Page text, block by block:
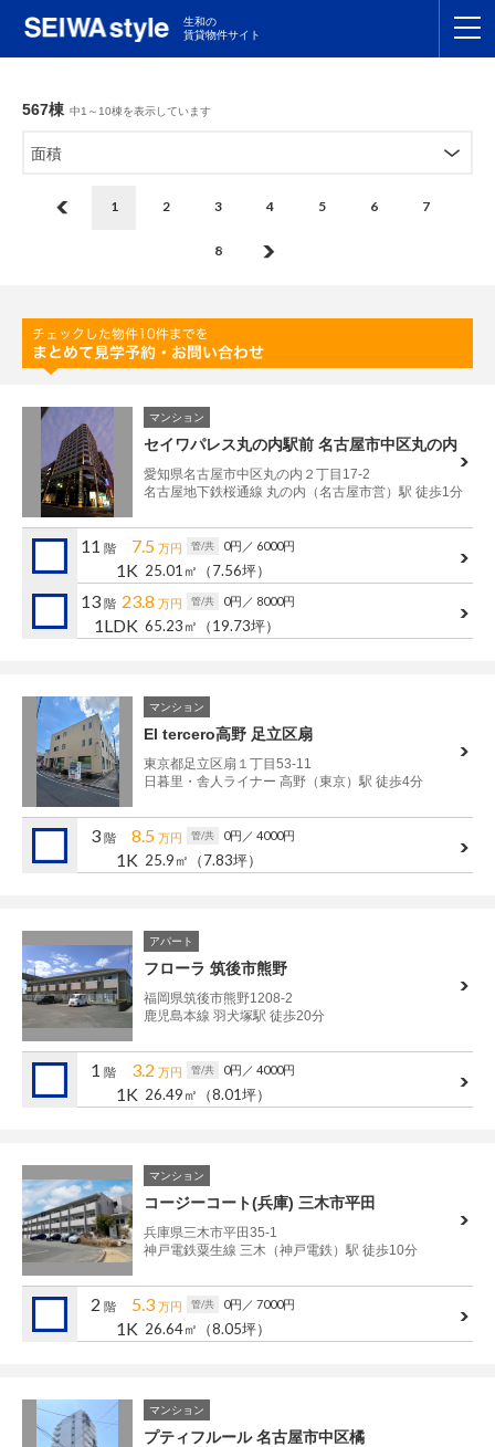
生和の
賃貸物件サイト
支店一覧
SEIWAの管理
お友達紹介特典
管理建物一覧
企業情報
ポリシー
サイトマップ
567棟 中1～10棟を表示しています
面積
1 2 3 4 5 6 7
8
マンション
セイワパレス丸の内駅前 名古屋市中区丸の内
愛知県名古屋市中区丸の内２丁目17-2
名古屋地下鉄桜通線 丸の内（名古屋市営）駅 徒歩1分
11 階 7.5 万円 管/共 0円 ／ 6000円
1K 25.01㎡ （7.56坪）
13 階 23.8 万円 管/共 0円 ／ 8000円
1LDK 65.23㎡ （19.73坪）
マンション
El tercero高野 足立区扇
東京都足立区扇１丁目53-11
日暮里・舎人ライナー 高野（東京）駅 徒歩4分
3 階 8.5 万円 管/共 0円 ／ 4000円
1K 25.9㎡ （7.83坪）
アパート
フローラ 筑後市熊野
福岡県筑後市熊野1208-2
鹿児島本線 羽犬塚駅 徒歩20分
1 階 3.2 万円 管/共 0円 ／ 4000円
1K 26.49㎡ （8.01坪）
マンション
コージーコート(兵庫) 三木市平田
兵庫県三木市平田35-1
神戸電鉄粟生線 三木（神戸電鉄）駅 徒歩10分
2 階 5.3 万円 管/共 0円 ／ 7000円
1K 26.64㎡ （8.05坪）
マンション
プティフルール 名古屋市中区橘